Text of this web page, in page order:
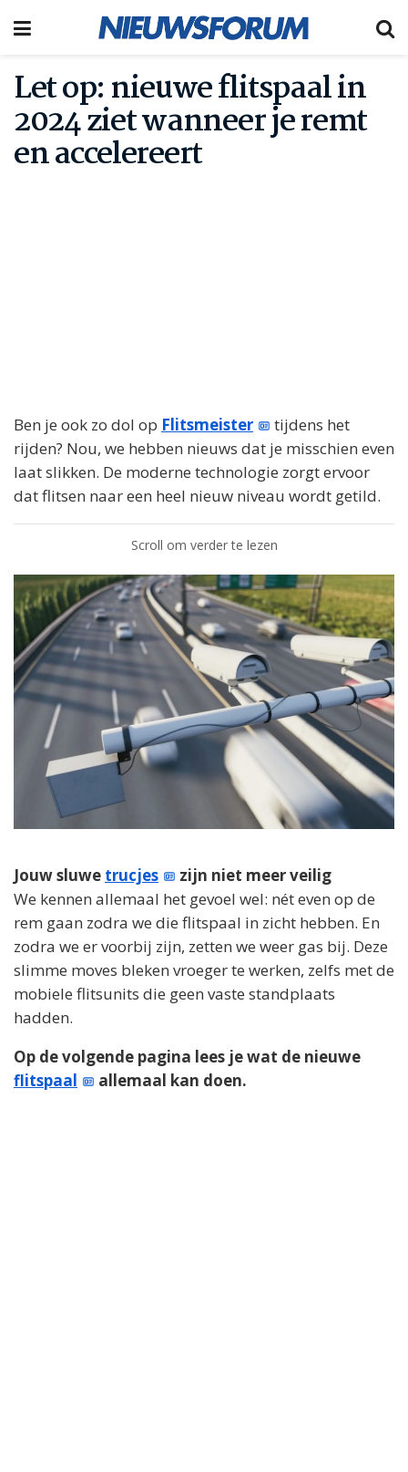
Let op: nieuwe flitspaal in
2024 ziet wanneer je remt
en accelereert
Ben je ook zo dol op Flitsmeister
tijdens het
rijden? Nou, we hebben nieuws dat je misschien even
laat slikken. De moderne technologie zorgt ervoor
dat flitsen naar een heel nieuw niveau wordt getild.
Scroll om verder te lezen
Jouw sluwe trucjes
zijn niet meer veilig
We kennen allemaal het gevoel wel: nét even op de
rem gaan zodra we die flitspaal in zicht hebben. En
zodra we er voorbij zijn, zetten we weer gas bij. Deze
slimme moves bleken vroeger te werken, zelfs met de
mobiele flitsunits die geen vaste standplaats
hadden.
Op de volgende pagina lees je wat de nieuwe
flitspaal
allemaal kan doen.